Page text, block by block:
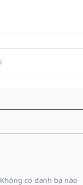
Không có danh bạ nào